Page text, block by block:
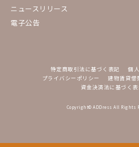
ニュースリリース
電子公告
特定商取引法に基づく表記
個
プライバシーポリシー
建物賃貸借
資金決済法に基づく
Copyright© ADDress All Rights